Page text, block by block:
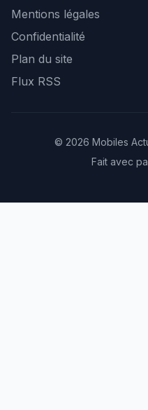
Mentions légales
Confidentialité
Plan du site
Flux RSS
© 2026 Mobiles
Fait avec